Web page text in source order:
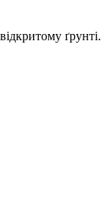
ґрунті.